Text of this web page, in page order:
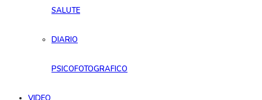
SALUTE
DIARIO
PSICOFOTOGRAFICO